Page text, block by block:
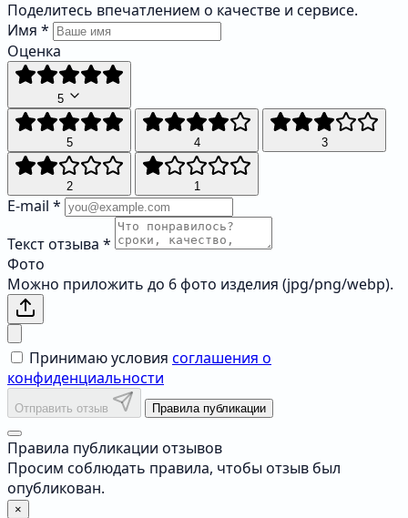
Поделитесь впечатлением о качестве и сервисе.
Имя *
Оценка
5
5 4 3
2 1
E-mail *
Текст отзыва *
Фото
Можно приложить до 6 фото изделия (jpg/png/webp).
Принимаю условия соглашения о
конфиденциальности
Отправить отзыв Правила публикации
Правила публикации отзывов
Просим соблюдать правила, чтобы отзыв был
опубликован.
×